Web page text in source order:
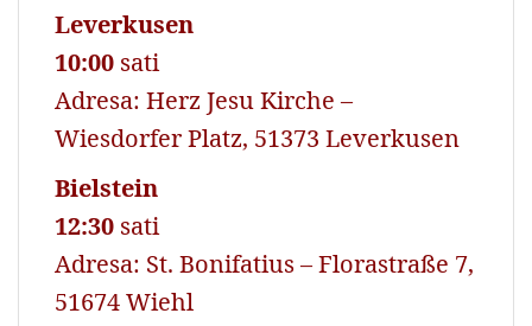
Leverkusen
10:00 sati
Adresa: Herz Jesu Kirche –
Wiesdorfer Platz, 51373 Leverkusen
Bielstein
12:30 sati
Adresa: St. Bonifatius – Florastraße 7,
51674 Wiehl